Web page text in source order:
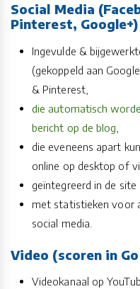
Social Media
Pinterest, Google+)
Ingevulde &
(gekoppeld aan
& Pinterest,
die automatisch
bericht op de blog
die eveneens apart
online op desktop of
geïntegreerd in de
met statistieken voor
social media.
Video (scoren in
Videokanaal op